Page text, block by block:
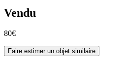
Vendu
80€
Faire estimer un objet similaire